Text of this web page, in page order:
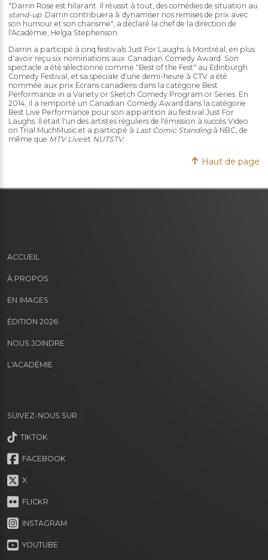
"Darrin Rose est hilarant. Il réussit à tout, des comédies de situation au
stand-up. Darrin contribuera à dynamiser nos remises de prix avec
son humour et son charisme", a déclaré la chef de la direction de
l'Académie, Helga Stephenson.
Darrin a participé à cinq festivals Just For Laughs à Montréal, en plus
d'avoir reçu six nominations aux Canadian Comedy Award. Son
spectacle a été sélectionné comme "Best of the Fest" au Edinburgh
Comedy Festival, et sa spéciale d'une demi-heure à CTV a été
nommée aux prix Écrans canadiens dans la catégorie Best
Performance in a Variety or Sketch Comedy Program or Series. En
2014, il a remporté un Canadian Comedy Award dans la catégorie
Best Live Performance pour son apparition au festival Just For
Laughs. Il était l'un des artistes réguliers de l'émission à succès Video
on Trial MuchMusic et a participé à Last Comic Standingà NBC, de
même que MTV Liveet NUTSTV.
Haut de page
ACCUEIL
À PROPOS
EN IMAGES
ÉDITION 2026
NOUS JOINDRE
L'ACADÉMIE
SUIVEZ-NOUS SUR :
TIKTOK
FACEBOOK
X
FLICKR
INSTAGRAM
YOUTUBE